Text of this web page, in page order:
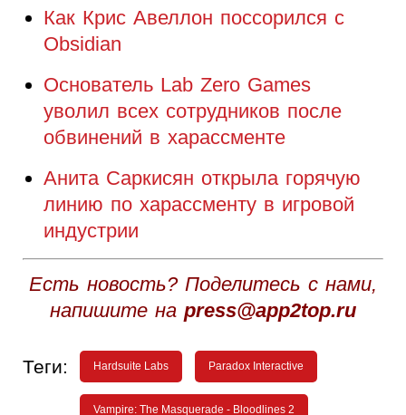
Как Крис Авеллон поссорился с
Obsidian
Основатель Lab Zero Games
уволил всех сотрудников после
обвинений в харассменте
Анита Саркисян открыла горячую
линию по харассменту в игровой
индустрии
Есть новость? Поделитесь с нами,
напишите на press@app2top.ru
Теги: Hardsuite Labs Paradox Interactive
Vampire: The Masquerade - Bloodlines 2